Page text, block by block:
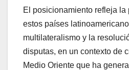
El posicionamiento refleja
estos países
multilateralismo y la
disputas, en un contexto de
Medio Oriente que ha